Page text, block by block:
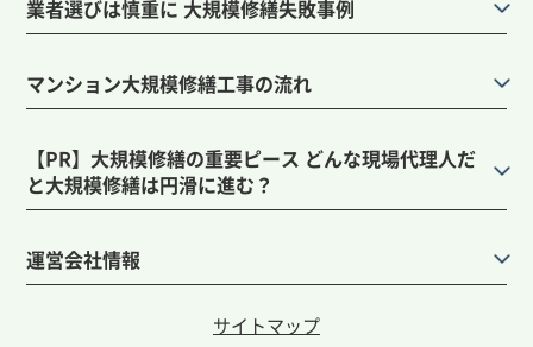
業者選びは慎重に 大規模修繕失敗事例
マンション大規模修繕工事の流れ
【PR】大規模修繕の重要ピース どんな現場代理人だ
と大規模修繕は円滑に進む？
運営会社情報
サイトマップ